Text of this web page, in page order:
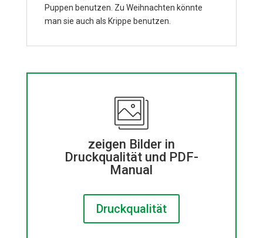
Puppen benutzen. Zu Weihnachten könnte
man sie auch als Krippe benutzen.
zeigen Bilder in
Druckqualität und PDF-
Manual
Druckqualität